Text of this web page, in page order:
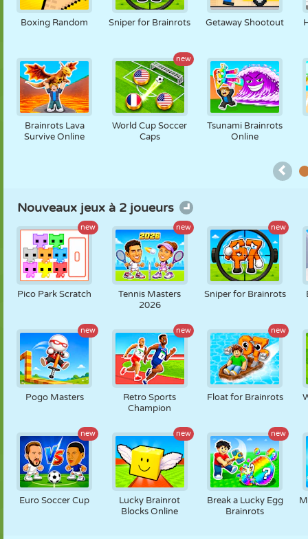
MARIONNETTES PUZZLE RÉACTION RÉTRO ROBOT
STRATÉGIE CASCADE TANK TENNIS MORPION
Boxing Random Sniper for Brainrots Getaway Shootout
Brainrots Lava
Survive Online
new
World Cup Soccer
Caps
Tsunami Brainrots
Online
Nouveaux jeux à 2 joueurs
new
Pico Park Scratch
new
Tennis Masters
2026
new
Sniper for Brainrots
new
Pogo Masters
new
Retro Sports
Champion
new
Float for Brainrots
new
Euro Soccer Cup
new
Lucky Brainrot
Blocks Online
new
Break a Lucky Egg
Brainrots